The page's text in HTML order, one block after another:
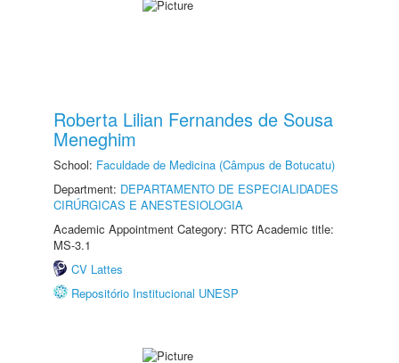
Roberta Lilian Fernandes de Sousa
Meneghim
School: Faculdade de Medicina (Câmpus de Botucatu)
Department: DEPARTAMENTO DE ESPECIALIDADES
CIRÚRGICAS E ANESTESIOLOGIA
Academic Appointment Category: RTC Academic title:
MS-3.1
CV Lattes
Repositório Institucional UNESP